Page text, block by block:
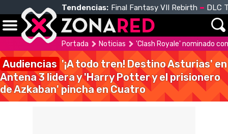
Tendencias: Final Fantasy VII Rebirth DLC
Portada Noticias 'Clash Royale' nominado
Audiencias '¡A todo tren! Destino Asturias' en
Antena 3 lidera y 'Harry Potter y el prisionero
de Azkaban' pincha en Cuatro